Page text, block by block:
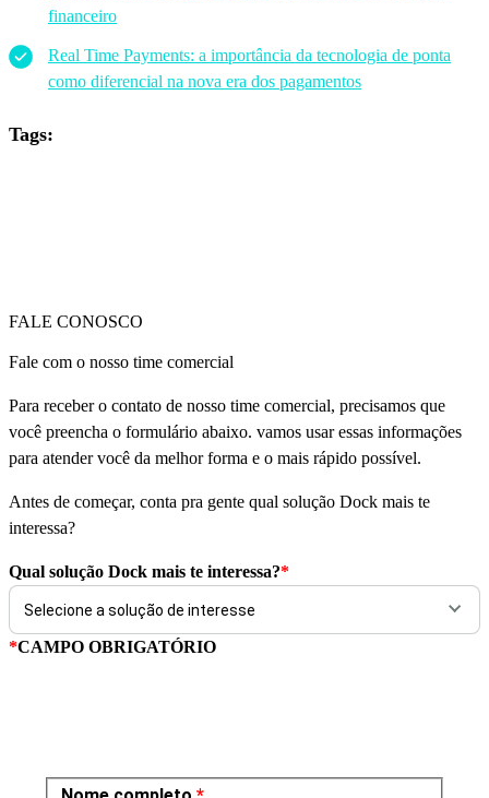
financeiro
Real Time Payments: a importância da tecnologia de ponta
como diferencial na nova era dos pagamentos
Tags:
FALE CONOSCO
Fale com o nosso time comercial
Para receber o contato de nosso time comercial, precisamos que
você preencha o formulário abaixo. vamos usar essas informações
para atender você da melhor forma e o mais rápido possível.
Antes de começar, conta pra gente qual solução Dock mais te
interessa?
Qual solução Dock mais te interessa?*
*CAMPO OBRIGATÓRIO